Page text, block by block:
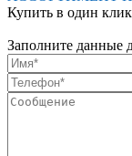
Купить в один клик
Заполните данные